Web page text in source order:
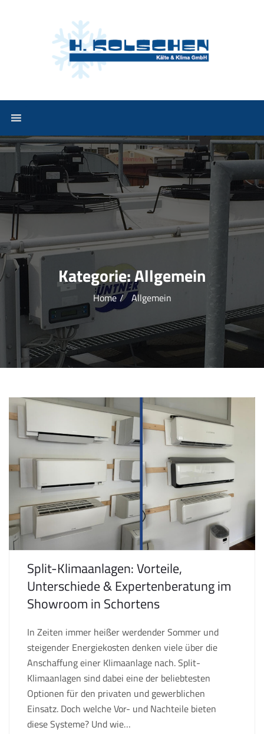
Kategorie:Allgemein
Home Allgemein
Split-Klimaanlagen: Vorteile,
Unterschiede & Expertenberatung im
Showroom in Schortens
In Zeiten immer heißer werdender Sommer und
steigender Energiekosten denken viele über die
Anschaffung einer Klimaanlage nach. Split-
Klimaanlagen sind dabei eine der beliebtesten
Optionen für den privaten und gewerblichen
Einsatz. Doch welche Vor- und Nachteile bieten
diese Systeme? Und wie…